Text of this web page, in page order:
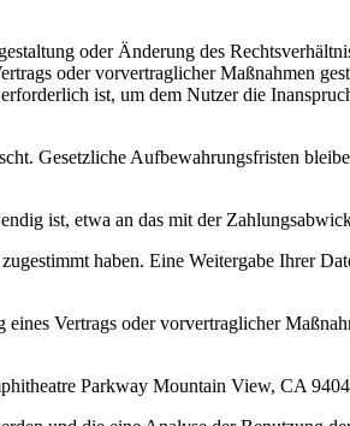
oder Änderung des
oder vorvertraglicher Maßnahmen
ist, um dem Nutzer die
Gesetzliche Aufbewahrungsfristen
ist, etwa an das mit der
haben. Eine Weitergabe Ihrer
Vertrags oder vorvertraglicher
Parkway Mountain View, CA